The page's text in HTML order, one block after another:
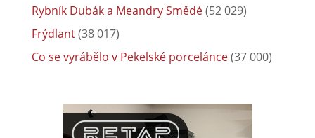
Rybník Dubák a Meandry Smědé(52 029)
Frýdlant(38 017)
Co se vyrábělo v Pekelské porcelánce(37 000)